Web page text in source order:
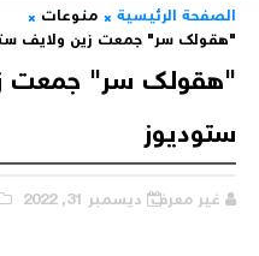
الصفحة الرئيسية
منوعات
"هقولك سر" جمعت زين ولايف
"هقولك سر" جمعت
ستوديوز
غير معرف ديسمبر 31, 2022